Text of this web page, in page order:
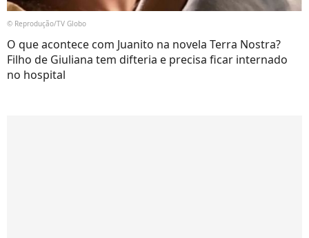
© Reprodução/TV Globo
O que acontece com Juanito na novela Terra Nostra?
Filho de Giuliana tem difteria e precisa ficar internado
no hospital